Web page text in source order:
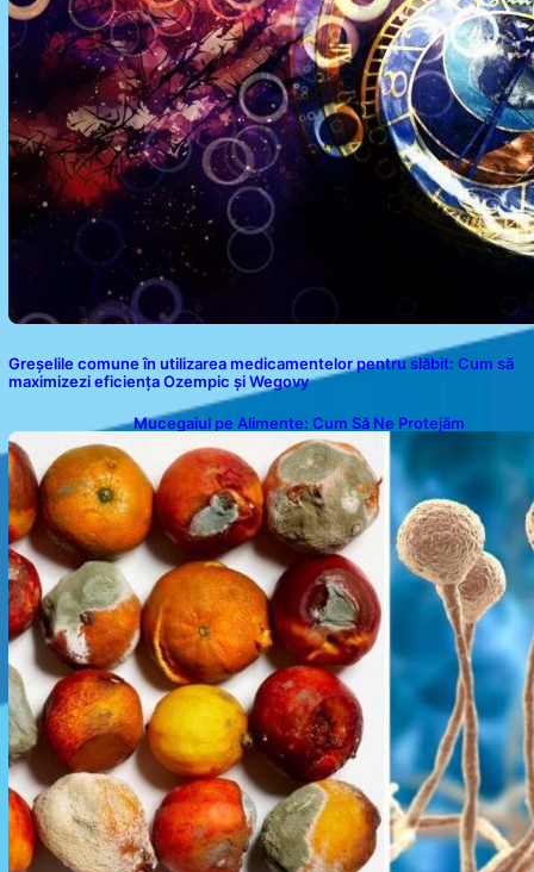
Greșelile comune în utilizarea medicamentelor pentru slăbit: Cum să
maximizezi eficiența Ozempic și Wegovy
Mucegaiul pe Alimente: Cum Să Ne Protejăm